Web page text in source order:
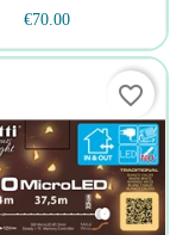
€70.00
favorite_border